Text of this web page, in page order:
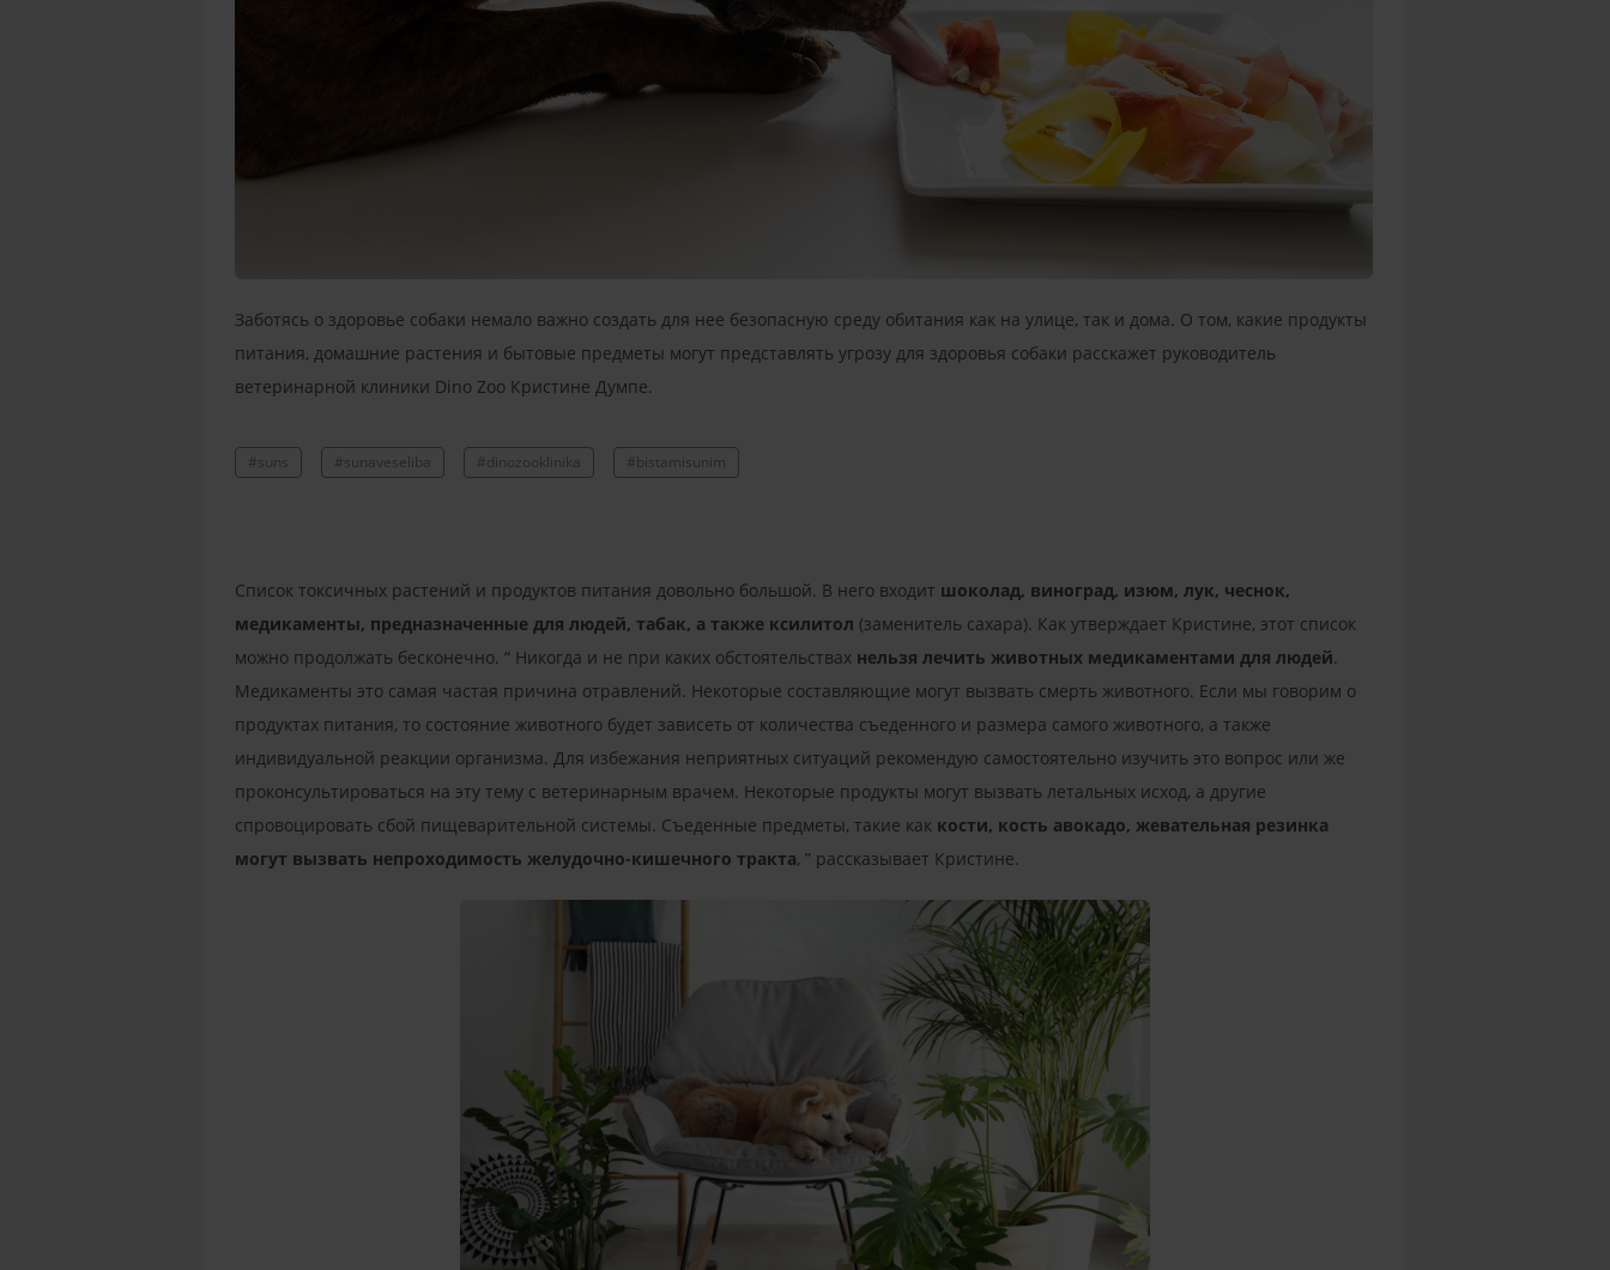
Заботясь о здоровье собаки немало важно создать для нее безопасную среду обитания как на улице, так и дома. О том, какие продукты
питания, домашние растения и бытовые предметы могут представлять угрозу для здоровья собаки расскажет руководитель
ветеринарной клиники Dino Zoo Кристине Думпе.
#suns #sunaveseliba #dinozooklinika #bistamisunim
Список токсичных растений и продуктов питания довольно большой. В него входит шоколад, виноград, изюм, лук, чеснок,
медикаменты, предназначенные для людей, табак, а также ксилитол (заменитель сахара). Как утверждает Кристине, этот список
можно продолжать бесконечно. “ Никогда и не при каких обстоятельствах нельзя лечить животных медикаментами для людей.
Медикаменты это самая частая причина отравлений. Некоторые составляющие могут вызвать смерть животного. Если мы говорим о
продуктах питания, то состояние животного будет зависеть от количества съеденного и размера самого животного, а также
индивидуальной реакции организма. Для избежания неприятных ситуаций рекомендую самостоятельно изучить это вопрос или же
проконсультироваться на эту тему с ветеринарным врачем. Некоторые продукты могут вызвать летальных исход, а другие
спровоцировать сбой пищеварительной системы. Съеденные предметы, такие как кости, кость авокадо, жевательная резинка
могут вызвать непроходимость желудочно-кишечного тракта, ” рассказывает Кристине.